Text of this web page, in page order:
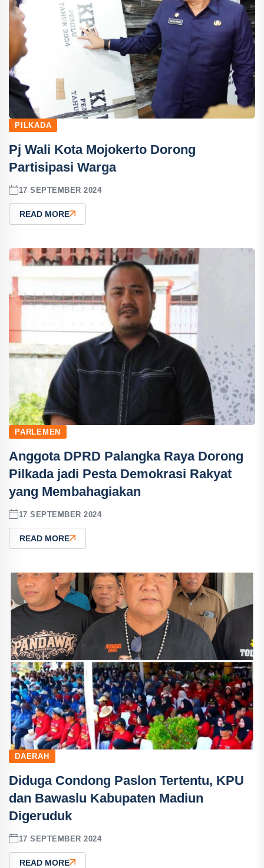
PILKADA
Pj Wali Kota Mojokerto Dorong
Partisipasi Warga
17 SEPTEMBER 2024
READ MORE
PARLEMEN
Anggota DPRD Palangka Raya Dorong
Pilkada jadi Pesta Demokrasi Rakyat
yang Membahagiakan
17 SEPTEMBER 2024
READ MORE
DAERAH
Diduga Condong Paslon Tertentu, KPU
dan Bawaslu Kabupaten Madiun
Digeruduk
17 SEPTEMBER 2024
READ MORE